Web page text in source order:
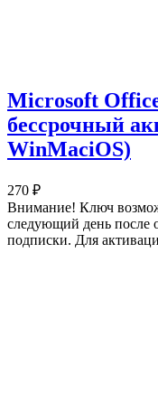
Microsoft
бессрочный
WinMaciOS)
270 ₽
Внимание! Ключ
следующий день после
подписки. Для